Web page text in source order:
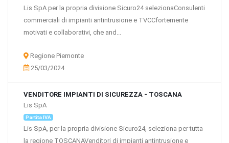
Lis SpA per la propria divisione Sicuro24 selezionaConsulenti
commerciali di impianti antintrusione e TVCCfortemente
motivati e collaborativi, che and...
Regione Piemonte
25/03/2024
VENDITORE IMPIANTI DI SICUREZZA - TOSCANA
Lis SpA
Partita IVA
Lis SpA, per la propria divisione Sicuro24, seleziona per tutta
la regione TOSCANAVenditori di impianti antintrusione e